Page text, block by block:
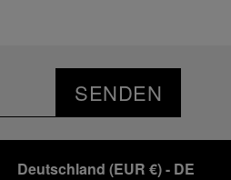
SENDEN
Deutschland (EUR €)- DE